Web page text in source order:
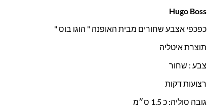
259.00₪.
Hugo Boss
כפכפי אצבע שחורים מבית האופנה " הוגו בוס "
תוצרת איטליה
צבע : שחור
רצועות דקות
גובה סוליה: כ 1.5 ס״מ